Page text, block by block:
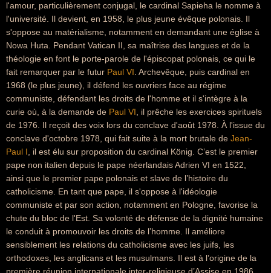
l'amour, particulièrement conjugal, le cardinal Sapieha le nomme à
l'université. Il devient, en 1958, le plus jeune évêque polonais. Il
s'oppose au matérialisme, notamment en demandant une église à
Nowa Huta. Pendant Vatican II, sa maîtrise des langues et de la
théologie en font le porte-parole de l'épiscopat polonais, ce qui le
fait remarquer par le futur Paul VI . Archevêque, puis cardinal en
1968 (le plus jeune), il défend les ouvriers face au régime
communiste, défendant les droits de l'homme et il s'intègre à la
curie où, à la demande de Paul VI , il prêche les exercices spirituels
de 1976. Il reçoit des voix lors du conclave d'août 1978. À l'issue du
conclave d'octobre 1978, qui fait suite à la mort brutale de Jean-
Paul I , il est élu sur proposition du cardinal König. C’est le premier
pape non italien depuis le pape néerlandais Adrien VI en 1522,
ainsi que le premier pape polonais et slave de l’histoire du
catholicisme. En tant que pape, il s'oppose à l'idéologie
communiste et par son action, notamment en Pologne, favorise la
chute du bloc de l'Est. Sa volonté de défense de la dignité humaine
le conduit à promouvoir les droits de l’homme. Il améliore
sensiblement les relations du catholicisme avec les juifs, les
orthodoxes, les anglicans et les musulmans. Il est à l’origine de la